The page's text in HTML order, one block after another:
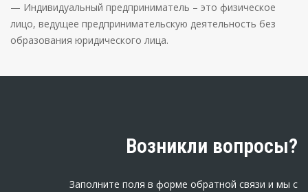
— Индивидуальный предприниматель – это физическое
лицо, ведущее предпринимательскую деятельность без
образования юридического лица.
Возникли вопросы?
Заполните поля в форме обратной связи и мы с